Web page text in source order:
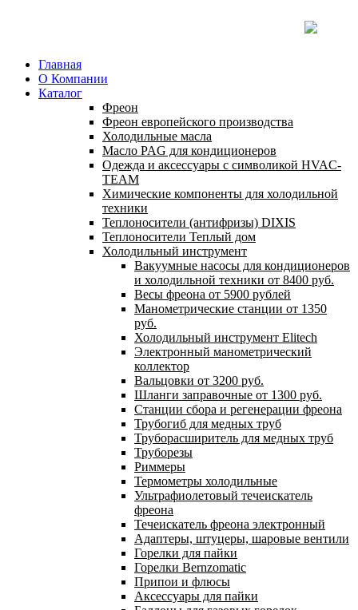
Главная
О Компании
Каталог
Фреон
Фреон европейского производства
Холодильные масла
Масло PAG для кондиционеров
Одежда и аксессуары с символикой HVAC-
TEAM
Химические компоненты для холодильной
техники
Теплоносители (антифризы) DIXIS
Теплоносители Теплый дом
Холодильный инструмент
Вакуумные насосы для кондиционеров
и холодильной техники от 8400 руб.
Весы фреона от 5900 рублей
Манометрические станции от 1350
руб.
Холодильный инструмент Elitech
Электронный манометрический
коллектор
Вальцовки от 3200 руб.
Шланги заправочные от 1300 руб.
Станции сбора и регенерации фреона
Трубогиб для медных труб
Труборасширитель для медных труб
Труборезы
Риммеры
Термометры холодильные
Ультрафиолетовый течеискатель
фреона
Течеискатель фреона электронный
Адаптеры, штуцеры, шаровые вентили
Горелки для пайки
Горелки Bernzomatic
Припои и флюсы
Аксессуары для пайки